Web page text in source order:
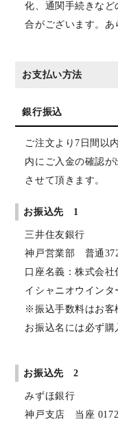
化、通関手続きな
合がございます。あ
お支払い方法
銀行振込
ご注文より7日間以
内にご入金の確認
させて頂きます。
お振込先 1
三井住友銀行
神戸営業部 普通
口座名義：株式会
イシャニオウインタ
※振込手数料はお客
お振込名には必ず購
お振込先 2
みずほ銀行
神戸支店 当座